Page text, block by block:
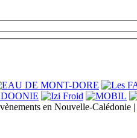
en Nouvelle-Calédonie |